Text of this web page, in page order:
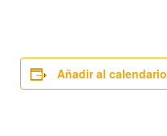
Añadir al calendario